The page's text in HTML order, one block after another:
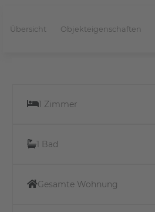
Übersicht Objekteigenschaften
1 Zimmer
1 Bad
Gesamte Wohnung